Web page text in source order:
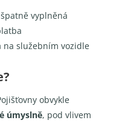
vyplněná
na služebním vozidle
obvykle
úmyslně, pod vlivem